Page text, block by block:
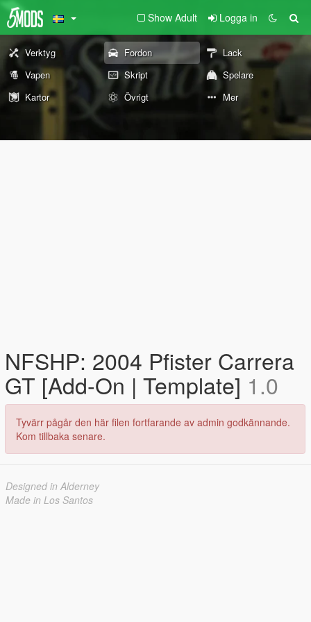
Show Adult Logga in
Verktyg Fordon
Lack
Vapen
Skript
Spelare
Kartor
Övrigt Mer
NFSHP: 2004 Pfister Carrera
GT [Add-On | Template] 1.0
Tyvärr pågår den här filen fortfarande av admin godkännande.
Kom tillbaka senare.
Designed in Alderney
Made in Los Santos